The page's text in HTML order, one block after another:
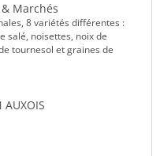
Marchés
8 variétés différentes :
salé, noisettes, noix de
tournesol et graines de